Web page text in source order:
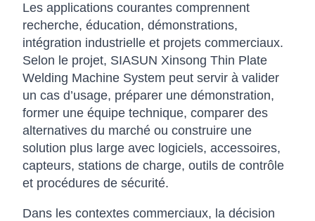
Les applications courantes comprennent
recherche, éducation, démonstrations,
intégration industrielle et projets commerciaux.
Selon le projet, SIASUN Xinsong Thin Plate
Welding Machine System peut servir à valider
un cas d’usage, préparer une démonstration,
former une équipe technique, comparer des
alternatives du marché ou construire une
solution plus large avec logiciels, accessoires,
capteurs, stations de charge, outils de contrôle
et procédures de sécurité.
Dans les contextes commerciaux, la décision